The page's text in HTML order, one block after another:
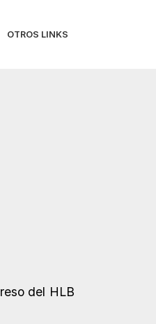
OTROS LINKS
del HLB